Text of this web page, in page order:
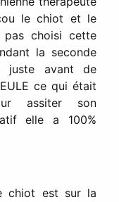
le chiot et le
choisi cette
la seconde
juste avant de
ce qui était
assiter son
elle a 100%
chiot est sur la